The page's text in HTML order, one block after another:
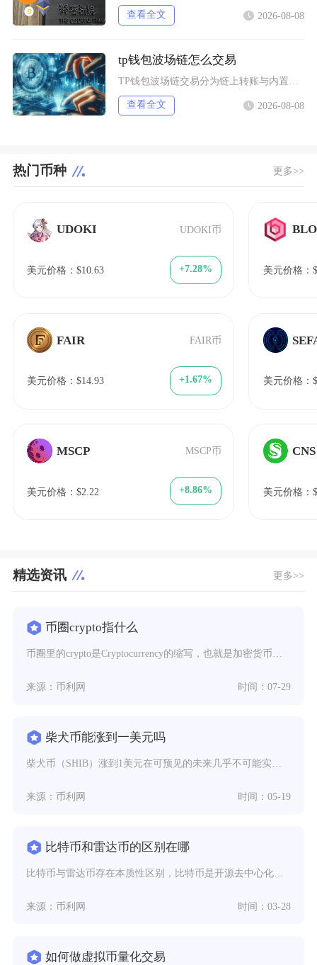
查看全文 2026-08-08
tp钱包波场链怎么交易
查看全文 2026-08-08
热门币种 更多>>
UDOKI UDOKI币
美元价格：$10.63 +7.28%
FAIR FAIR币
美元价格：$14.93 +1.67%
MSCP MSCP币
美元价格：$2.22 +8.86%
美元价格：
美元价格：
CNS
美元价格：
精选资讯 更多>>
币圈crypto指什么
来源：币利网 时间：07-29
柴犬币能涨到一美元吗
来源：币利网 时间：05-19
比特币和雷达币的区别在哪
来源：币利网 时间：03-28
如何做虚拟币量化交易